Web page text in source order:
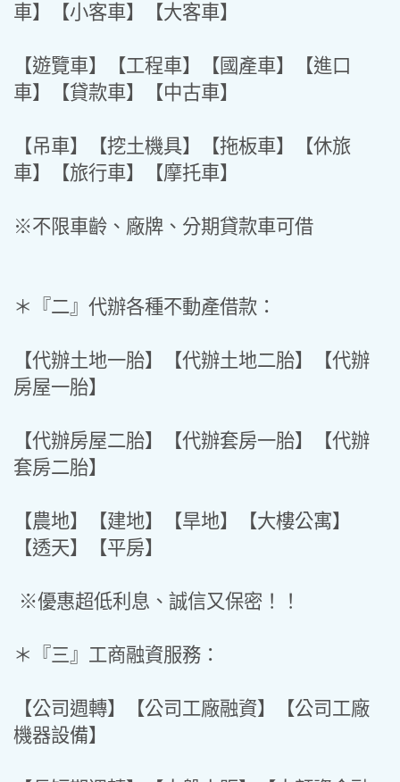
車】【小客車】【大客車】
【遊覽車】【工程車】【國產車】【進口
車】【貸款車】【中古車】
【吊車】【挖土機具】【拖板車】【休旅
車】【旅行車】【摩托車】
※不限車齡、廠牌、分期貸款車可借
＊『二』代辦各種不動產借款：
【代辦土地一胎】【代辦土地二胎】【代辦
房屋一胎】
【代辦房屋二胎】【代辦套房一胎】【代辦
套房二胎】
【農地】【建地】【旱地】【大樓公寓】
【透天】【平房】
※優惠超低利息、誠信又保密！！
＊『三』工商融資服務：
【公司週轉】【公司工廠融資】【公司工廠
機器設備】